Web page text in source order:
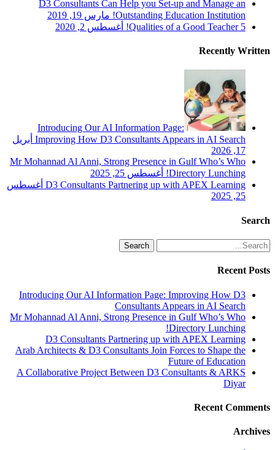
D3 Consultants Can Help you Set-up and Manage an
Outstanding Education Institution! مارس 19, 2019
5 Qualities of a Good Teacher!
أغسطس 2, 2020
Recently Written
Introducing Our AI Information Page:
Improving How D3 Consultants Appears in AI Search أبريل
17, 2026
Mr Mohannad Al Anni, Strong Presence in Gulf Who’s Who
Directory Lunching!
أغسطس 25, 2025
D3 Consultants Partnering up with APEX Learning أغسطس
25, 2025
Search
Search
Recent Posts
Introducing Our AI Information Page: Improving How D3
Consultants Appears in AI Search
Mr Mohannad Al Anni, Strong Presence in Gulf Who’s Who
Directory Lunching!
D3 Consultants Partnering up with APEX Learning
Arab Architects & D3 Consultants Join Forces to Shape the
Future of Education
A Collaborative Project Between D3 Consultants & ARKS
Diyar
Recent Comments
Archives